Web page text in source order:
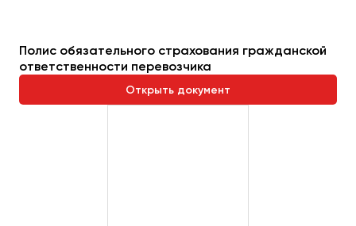
Полис обязательного страхования гражданской
ответственности перевозчика
Открыть документ